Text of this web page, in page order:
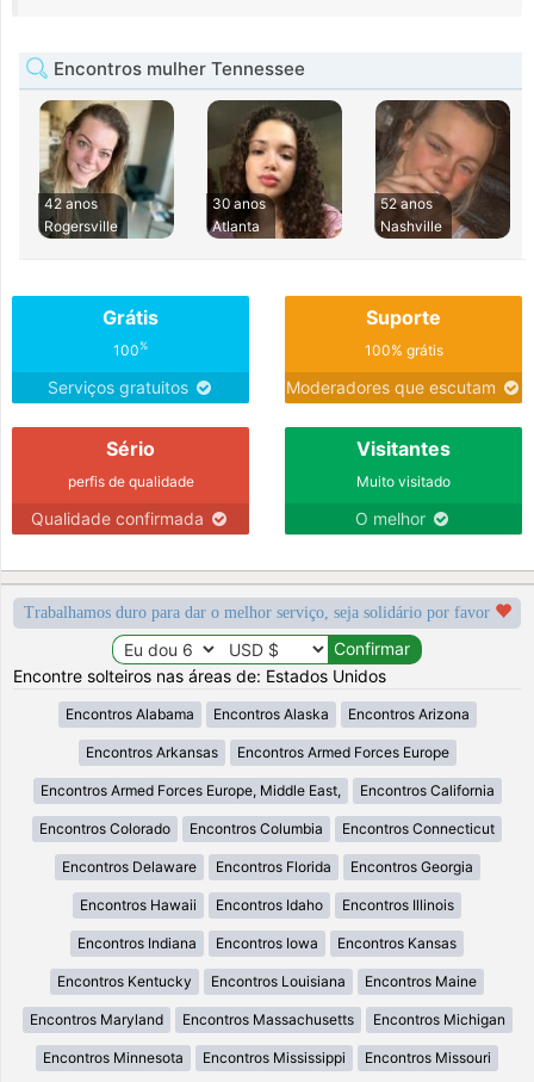
Encontros mulher Tennessee
42 anos
Rogersville
30 anos
Atlanta
52 anos
Nashville
Grátis
100%
Serviços gratuitos
Suporte
100% grátis
Moderadores que escutam
Sério
perfis de qualidade
Qualidade confirmada
Visitantes
Muito visitado
O melhor
Trabalhamos duro para dar o melhor serviço, seja solidário por favor
Encontre solteiros nas áreas de: Estados Unidos
Encontros Alabama Encontros Alaska Encontros Arizona
Encontros Arkansas Encontros Armed Forces Europe
Encontros Armed Forces Europe, Middle East, Encontros California
Encontros Colorado Encontros Columbia Encontros Connecticut
Encontros Delaware Encontros Florida Encontros Georgia
Encontros Hawaii Encontros Idaho Encontros Illinois
Encontros Indiana Encontros Iowa Encontros Kansas
Encontros Kentucky Encontros Louisiana Encontros Maine
Encontros Maryland Encontros Massachusetts Encontros Michigan
Encontros Minnesota Encontros Mississippi Encontros Missouri